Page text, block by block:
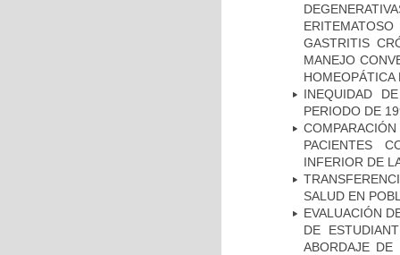
GASTRITIS
MANEJO
INEQUIDAD
PERIODO DE
PACIENTES
INFERIOR DE
SALUD EN
EVALUACIÓN
DE
ABORDAJE